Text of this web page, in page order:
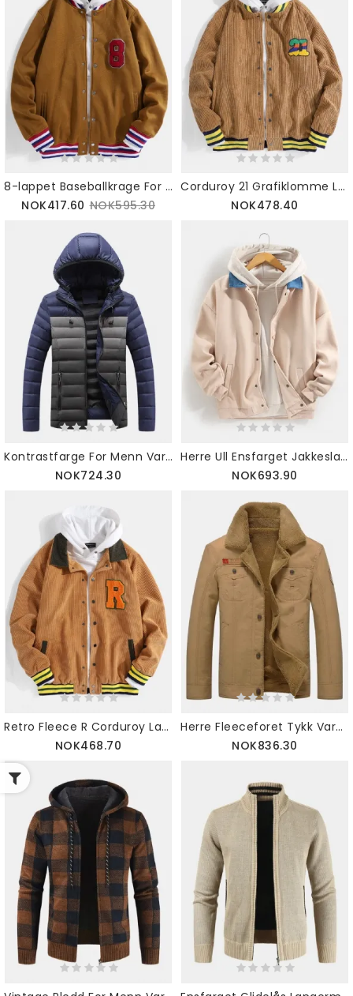
8-lappet Baseballkrage For Menn Enkel Jakke Med Lang Ermet Lomme
NOK417.60 NOK595.30
Corduroy 21 Grafiklomme Langermet Baseballkragejakke For Menn
NOK478.40
Kontrastfarge For Menn Varm Polstret Tykk Uformell Pufferjakke Med Glidelås Utendørs
NOK724.30
Herre Ull Ensfarget Jakkeslag Knappe Ledning Krage Avslappet Passform Jakker
NOK693.90
Retro Fleece R Corduroy Lapel Casual Varsity-jakke For Menn
NOK468.70
Herre Fleeceforet Tykk Varm Bomullsjakker
NOK836.30